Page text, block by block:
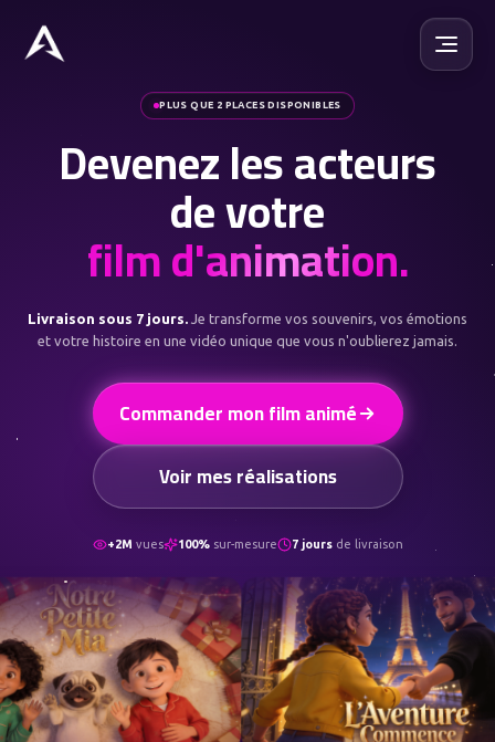
PLUS QUE 2 PLACES DISPONIBLES
Devenez les acteurs
de votre
film d'animation.
Livraison sous 7 jours. Je transforme vos souvenirs, vos émotions
et votre histoire en une vidéo unique que vous n'oublierez jamais.
Commander mon film animé
Voir mes réalisations
+2M vues 100%sur-mesure 7 joursde livraison